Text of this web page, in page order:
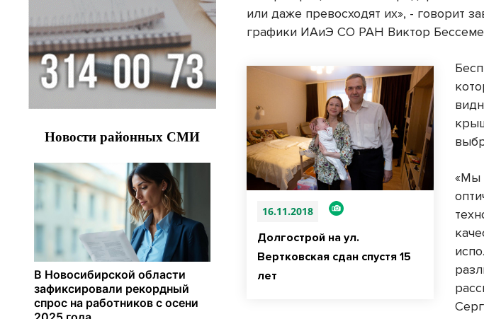
или даже превосходят их», - говорит
графики ИАиЭ СО РАН Виктор
16.11.2018
Долгострой на ул.
Вертковская сдан спустя 15
лет
«Мы